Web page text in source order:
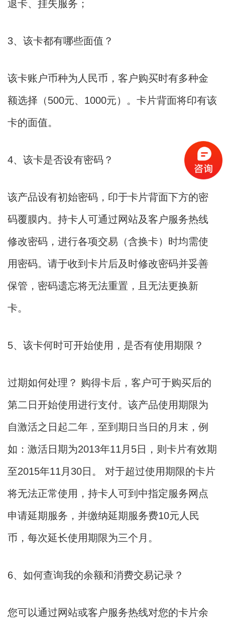
退卡、挂失服务；
3、该卡都有哪些面值？
该卡账户币种为人民币，客户购买时有多种金
额选择（500元、1000元）。卡片背面将印有该
卡的面值。
4、该卡是否设有密码？
该产品设有初始密码，印于卡片背面下方的密
码覆膜内。持卡人可通过网站及客户服务热线
修改密码，进行各项交易（含换卡）时均需使
用密码。请于收到卡片后及时修改密码并妥善
保管，密码遗忘将无法重置，且无法更换新
卡。
5、该卡何时可开始使用，是否有使用期限？
过期如何处理？ 购得卡后，客户可于购买后的
第二日开始使用进行支付。该产品使用期限为
自激活之日起二年，至到期日当日的月末，例
如：激活日期为2013年11月5日，则卡片有效期
至2015年11月30日。 对于超过使用期限的卡片
将无法正常使用，持卡人可到中指定服务网点
申请延期服务，并缴纳延期服务费10元人民
币，每次延长使用期限为三个月。
6、如何查询我的余额和消费交易记录？
您可以通过网站或客户服务热线对您的卡片余